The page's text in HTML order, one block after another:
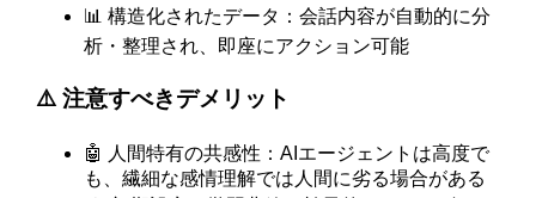
📊 構造化されたデータ：会話内容が自動的に分
析・整理され、即座にアクション可能
⚠️ 注意すべきデメリット
🤖 人間特有の共感性：AIエージェントは高度で
も、繊細な感情理解では人間に劣る場合がある